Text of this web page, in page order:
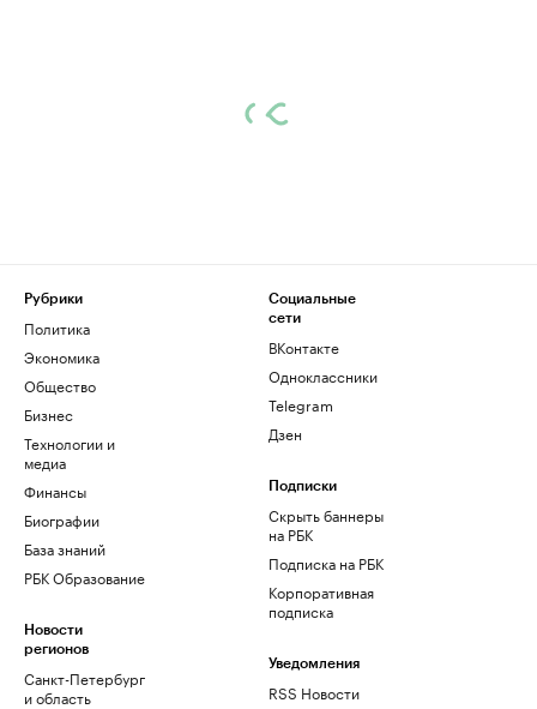
Рубрики
Политика
Экономика
Общество
Бизнес
Технологии и
медиа
Финансы
Биографии
База знаний
РБК Образование
Новости
регионов
Санкт-Петербург
и область
Социальные
сети
ВКонтакте
Одноклассники
Telegram
Дзен
Подписки
Скрыть баннеры
на РБК
Подписка на РБК
Корпоративная
подписка
Уведомления
RSS Новости